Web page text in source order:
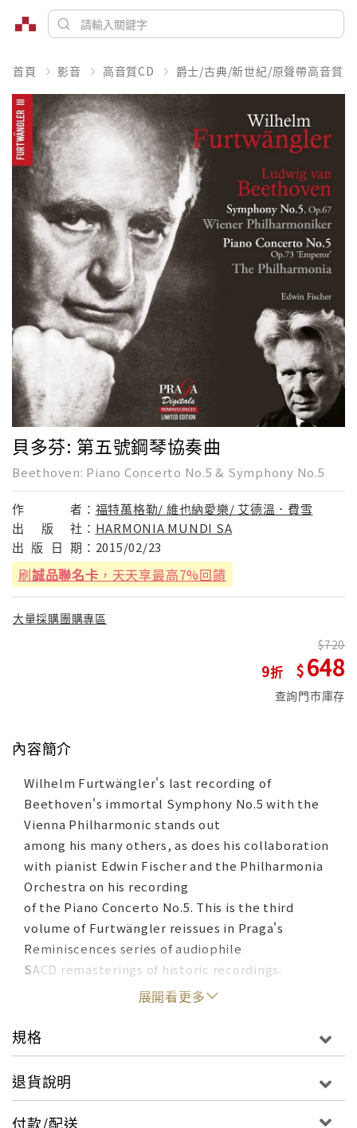
首頁 影音 高音質CD 爵士/古典/新世紀/原聲帶高音質
貝多芬: 第五號鋼琴協奏曲
Beethoven: Piano Concerto No.5 & Symphony No.5
作 者： 福特萬格勒/ 維也納愛樂/ 艾德溫．費雪
出
版 社： HARMONIA MUNDI SA
出 版 日 期： 2015/02/23
刷誠品聯名卡 ，天天享最高7%回饋
大量採購團購專區
9
720
648
查詢門市庫存
內容簡介
Wilhelm Furtwängler's last recording of
Beethoven's immortal Symphony No.5 with the
Vienna Philharmonic stands out
among his many others, as does his collaboration
with pianist Edwin Fischer and the Philharmonia
Orchestra on his recording
of the Piano Concerto No.5. This is the third
volume of Furtwängler reissues in Praga's
Reminiscences series of audiophile
SACD remasterings of historic recordings.
展開看更多
規格
退貨說明
付款/配送